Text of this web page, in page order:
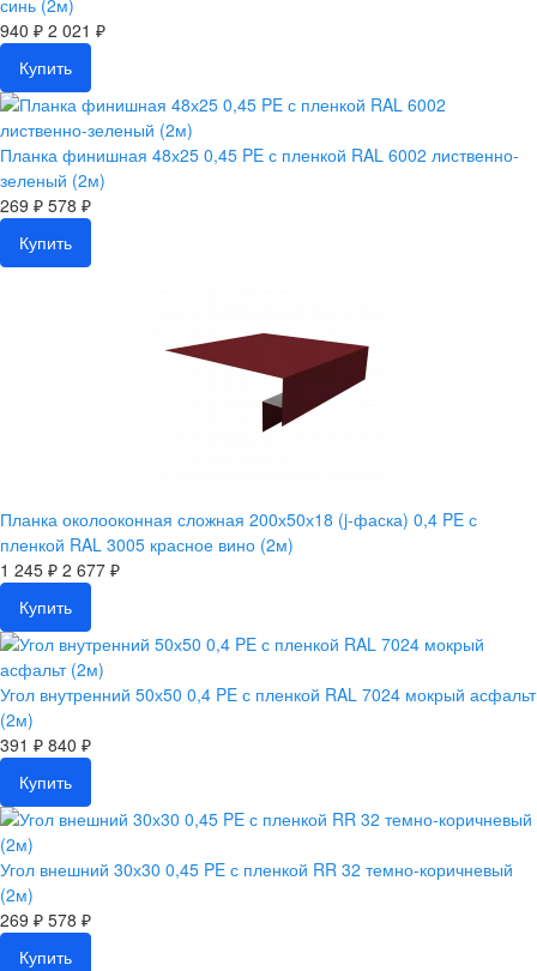
синь (2м)
940 ₽ 2 021 ₽
Купить
Планка финишная 48х25 0,45 PE с пленкой RAL 6002 лиственно-
зеленый (2м)
269 ₽ 578 ₽
Купить
Планка околооконная сложная 200х50х18 (j-фаска) 0,4 PE с
пленкой RAL 3005 красное вино (2м)
1 245 ₽ 2 677 ₽
Купить
Угол внутренний 50х50 0,4 PE с пленкой RAL 7024 мокрый асфальт
(2м)
391 ₽ 840 ₽
Купить
Угол внешний 30х30 0,45 PE с пленкой RR 32 темно-коричневый
(2м)
269 ₽ 578 ₽
Купить